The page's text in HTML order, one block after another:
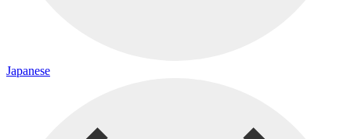
Japanese